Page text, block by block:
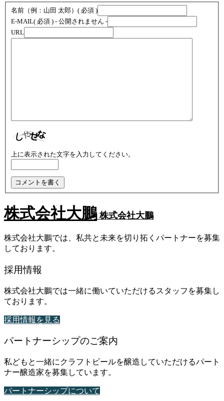
名前（例：山田 太郎） ( 必須 )
E-MAIL( 必須 ) - 公開されません -
URL
上に表示された文字を入力してください。
株式会社大鵬 株式会社大鵬
株式会社大鵬では、私共と未来を切り拓くパートナーを募集
しております。
採用情報
株式会社大鵬では一緒に働いていただけるスタッフを募集し
ております。
採用情報を見る
パートナーシップのご案内
私どもと一緒にクラフトビールを醸造していただけるパート
ナー醸造家を募集しています。
パートナーシップについて